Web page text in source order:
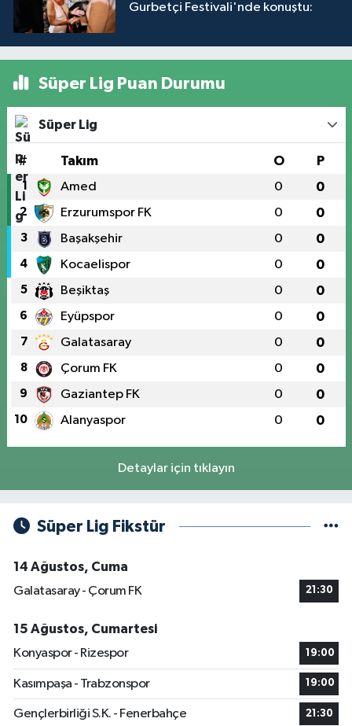
Gurbetçi Festivali'nde konuştu:
Süper Lig Puan Durumu
Süper Lig
# Takım O P
1 Amed 0 0
2 Erzurumspor FK 0 0
3 Başakşehir 0 0
4 Kocaelispor 0 0
5 Beşiktaş 0 0
6 Eyüpspor 0 0
7 Galatasaray 0 0
8 Çorum FK 0 0
9 Gaziantep FK 0 0
10 Alanyaspor 0 0
Detaylar için tıklayın
Süper Lig Fikstür
14 Ağustos, Cuma
Galatasaray - Çorum FK
21:30
15 Ağustos, Cumartesi
Konyaspor - Rizespor
19:00
Kasımpaşa - Trabzonspor 19:00
Gençlerbirliği S.K. - Fenerbahçe 21:30